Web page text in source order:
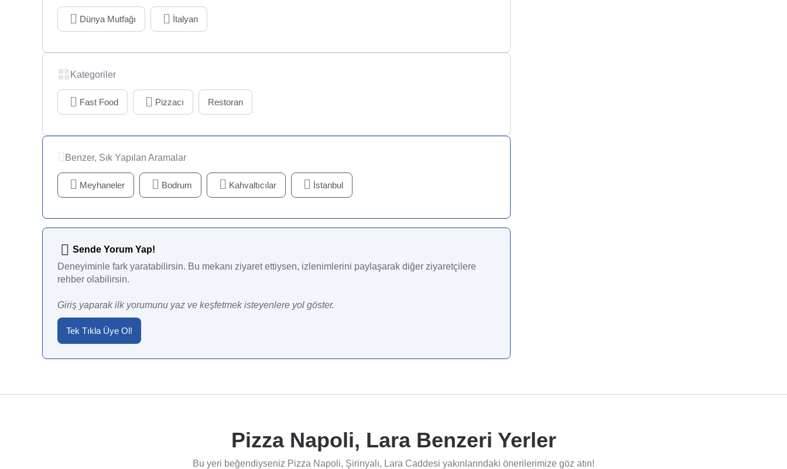
Dünya Mutfağı İtalyan
Kategoriler
Fast Food Pizzacı Restoran
Benzer, Sık Yapılan Aramalar
Meyhaneler Bodrum Kahvaltıcılar İstanbul
Sende Yorum Yap!
Deneyiminle fark yaratabilirsin. Bu mekanı ziyaret ettiysen, izlenimlerini paylaşarak diğer ziyaretçilere
rehber olabilirsin.
Giriş yaparak ilk yorumunu yaz ve keşfetmek isteyenlere yol göster.
Tek Tıkla Üye Ol!
Pizza Napoli, Lara Benzeri Yerler
Bu yeri beğendiyseniz Pizza Napoli, Şirinyalı, Lara Caddesi yakınlarındaki önerilerimize göz atın!